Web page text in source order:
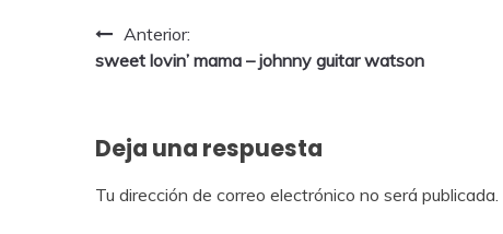
Anterior:
sweet lovin’ mama – johnny guitar watson
Deja una respuesta
Tu dirección de correo electrónico no será publicada.